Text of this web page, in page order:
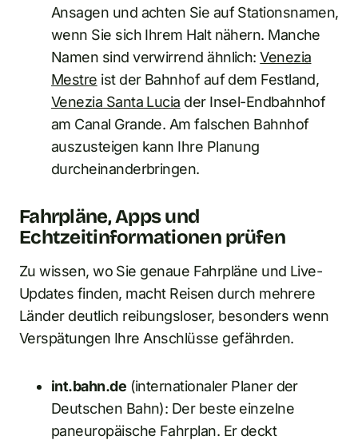
Ansagen und achten Sie auf Stationsnamen,
wenn Sie sich Ihrem Halt nähern. Manche
Namen sind verwirrend ähnlich:Venezia
Mestre ist der Bahnhof auf dem Festland,
Venezia Santa Lucia der Insel-Endbahnhof
am Canal Grande. Am falschen Bahnhof
auszusteigen kann Ihre Planung
durcheinanderbringen.
Fahrpläne, Apps und
Echtzeitinformationen prüfen
Zu wissen, wo Sie genaue Fahrpläne und Live-
Updates finden, macht Reisen durch mehrere
Länder deutlich reibungsloser, besonders wenn
Verspätungen Ihre Anschlüsse gefährden.
int.bahn.de (internationaler Planer der
Deutschen Bahn): Der beste einzelne
paneuropäische Fahrplan. Er deckt